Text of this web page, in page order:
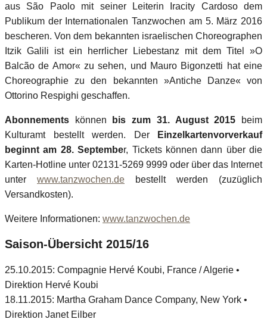
aus São Paolo mit seiner Leiterin Iracity Cardoso dem
Publikum der Internationalen Tanzwochen am 5. März 2016
bescheren. Von dem bekannten israelischen Choreographen
Itzik Galili ist ein herrlicher Liebestanz mit dem Titel »O
Balcão de Amor« zu sehen, und Mauro Bigonzetti hat eine
Choreographie zu den bekannten »Antiche Danze« von
Ottorino Respighi geschaffen.
Abonnements können bis zum 31. August 2015 beim
Kulturamt bestellt werden. Der
Einzelkartenvorverkauf
beginnt am 28. September, Tickets können dann über die
Karten-Hotline unter 02131-5269 9999 oder über das Internet
unter www.tanzwochen.de bestellt werden (zuzüglich
Versandkosten).
Weitere Informationen: www.tanzwochen.de
Saison-Übersicht 2015/16
25.10.2015: Compagnie Hervé Koubi, France / Algerie •
Direktion Hervé Koubi
18.11.2015: Martha Graham Dance Company, New York •
Direktion Janet Eilber